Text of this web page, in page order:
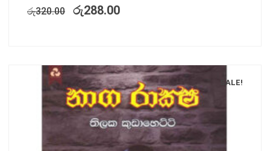
රු320.00 රු288.00
SALE!